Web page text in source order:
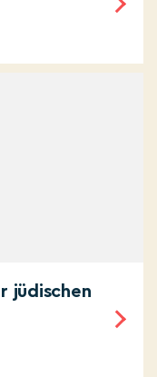
jüdischen